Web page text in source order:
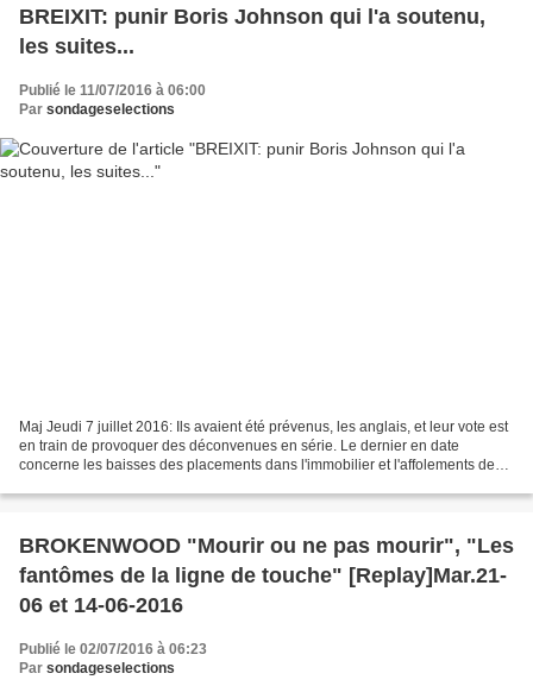
BREIXIT: punir Boris Johnson qui l'a soutenu,
les suites...
Publié le 11/07/2016 à 06:00
Par sondageselections
Maj Jeudi 7 juillet 2016: Ils avaient été prévenus, les anglais, et leur vote est
en train de provoquer des déconvenues en série. Le dernier en date
concerne les baisses des placements dans l'immobilier et l'affolements des
BROKENWOOD "Mourir ou ne pas mourir", "Les
fantômes de la ligne de touche" [Replay]Mar.21-
06 et 14-06-2016
Publié le 02/07/2016 à 06:23
Par sondageselections